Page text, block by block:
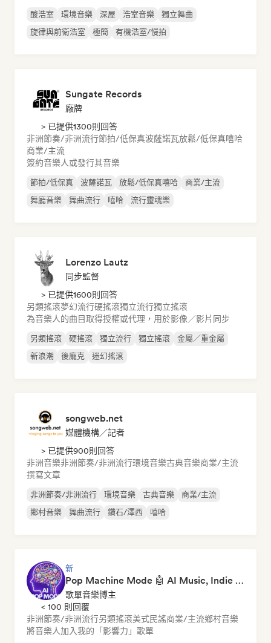
酸浩室 環境音樂 深屋 浩室音樂
獨立舞曲
旋律與前衛浩室
極簡 有機浩室/慢拍
Sungate Records
廠牌
> 已提供1300則回答
非洲節奏/非洲流行節拍/低保真波薩諾瓦放鬆/低保真嘻哈
商業/主流
簽約音樂人或發行其音樂
節拍/低保真 波薩諾瓦 放鬆/低保真嘻哈
商業/主流
舞廳音樂
舞曲流行 嘻哈 流行靈魂樂
Lorenzo Lautz
同步監督
> 已提供1600則回答
另類搖滾夢幻流行硬搖滾獨立流行獨立搖滾
為音樂人的曲目取得授權或代理，用於影像／影片同步
另類搖滾 硬搖滾 獨立流行 獨立搖滾
金屬／重金屬
新浪潮
後龐克 迷幻搖滾
songweb.net
媒體機構／記者
> 已提供900則回答
非洲音樂非洲節奏/非洲流行環境音樂古典音樂商業/主流
撰寫文章
非洲節奏/非洲流行 環境音樂 古典音樂
商業/主流
鄉村音樂
舞曲流行 鑽石/澤西 嘻哈
新
Pop Machine Mode 🤖 AI Music, Indie Pop & Dream Pop
歌單音樂博主
< 100 則回覆
非洲節奏/非洲流行另類搖滾美式民謠商業/主流鄉村音樂
將音樂人加入我的「影響力」歌單